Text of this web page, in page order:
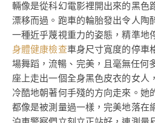
輛像是從科幻電影裡開出來的黑色
漂移而過。跑車的輪胎發出令人陶
一種近乎蔑視重力的姿態，精準地
身體健康檢查車身尺寸寬度的停車
場舞蹈，流暢、完美，且毫無任
座上走出一個全身黑色皮衣的女人
冷酷地朝著何手殘的方向走來。她
都像是被測量過一樣，完美地落在